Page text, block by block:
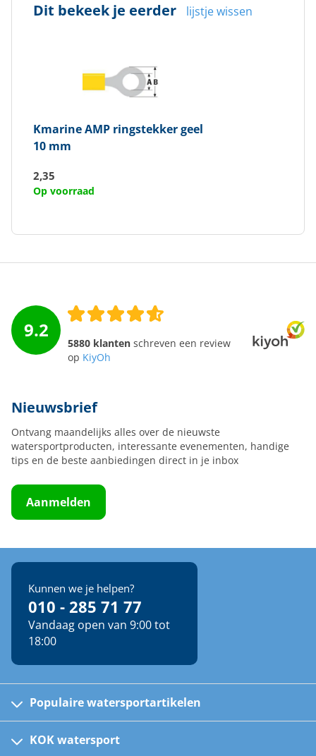
Dit bekeek je eerder lijstje wissen
KmarineAMP ringstekker geel
10 mm
2,35
Op voorraad
9.2
5880 klanten schreven een review
op KiyOh
Nieuwsbrief
Ontvang maandelijks alles over de nieuwste
watersportproducten, interessante evenementen, handige
tips en de beste aanbiedingen direct in je inbox
Aanmelden
Kunnen we je helpen?
010 - 285 71 77
Vandaag open van 9:00 tot
18:00
Populaire watersportartikelen
Kinder reddingsvesten
KOK watersport